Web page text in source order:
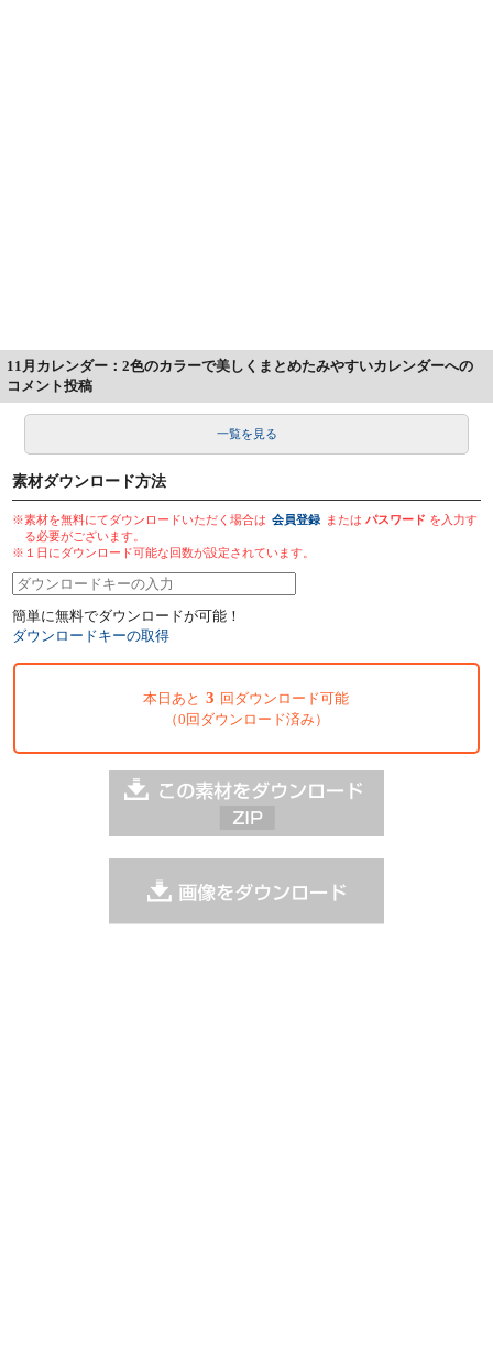
11月カレンダー：2色のカラーで美しくまとめたみやすいカレンダーへの
コメント投稿
一覧を見る
素材ダウンロード方法
※素材を無料にてダウンロードいただく場合は 会員登録 またはパスワード を入力す
る必要がございます。
※１日にダウンロード可能な回数が設定されています。
簡単に無料でダウンロードが可能！
ダウンロードキーの取得
本日あと 3 回ダウンロード可能
（0回ダウンロード済み）